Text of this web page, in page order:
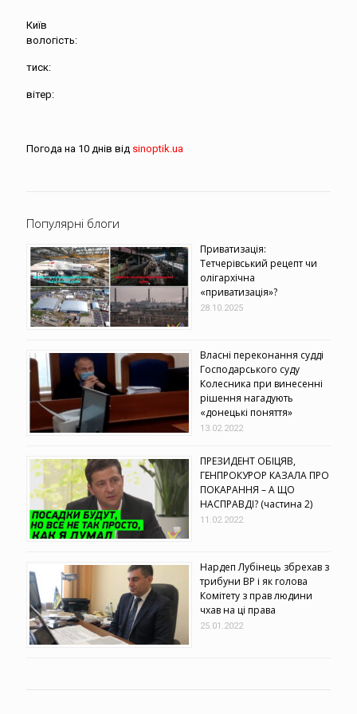
Київ
вологість:
тиск:
вітер:
Погода на 10 днів від sinoptik.ua
Популярні блоги
Приватизація:
Тетчерівський рецепт чи
олігархічна
«приватизація»?
28.10.2025
Власні переконання судді
Господарського суду
Колесника при винесенні
рішення нагадують
«донецькі поняття»
13.02.2022
ПРЕЗИДЕНТ ОБІЦЯВ,
ГЕНПРОКУРОР КАЗАЛА ПРО
ПОКАРАННЯ – А ЩО
НАСПРАВДІ? (частина 2)
11.02.2022
Нардеп Лубінець збрехав з
трибуни ВР і як голова
Комітету з прав людини
чхав на ці права
25.01.2022